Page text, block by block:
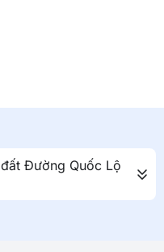
Đường Quốc Lộ